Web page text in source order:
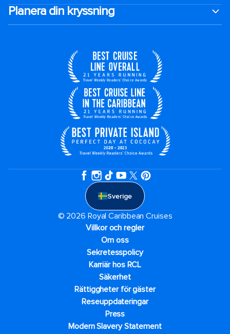
Planera din kryssning
Sverige
© 2026 Royal Caribbean Cruises
Villkor och regler
Om oss
Sekretesspolicy
Karriär hos RCL
Säkerhet
Rättiggheter för gäster
Reseuppdateringar​
Press
Modern Slavery Statement